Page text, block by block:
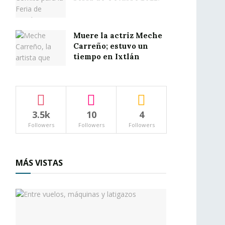
Muere la actriz Meche
Carreño; estuvo un
tiempo en Ixtlán
3.5k
Followers
10
Followers
4
Followers
MÁS VISTAS